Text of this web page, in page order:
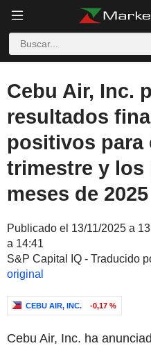
Cebu Air, Inc.
resultados
positivos para
trimestre y los
meses de 2025
Publicado el 13/11/2025 a
a 14:41
S&P Capital IQ - Traducido
original
CEBU AIR, INC. -0,17 %
Cebu Air, Inc. ha